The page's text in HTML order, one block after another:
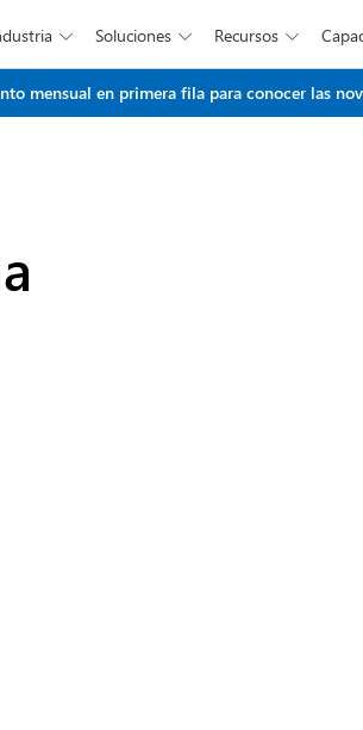
 Soluciones  Recursos 
mensual en primera fila para conocer las